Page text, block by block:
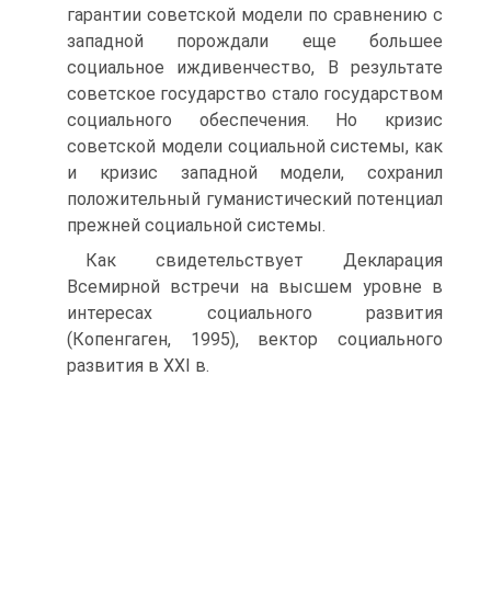
гарантии советской модели по сравнению с
западной порождали еще большее
социальное ижди­венчество, В результате
советское государство стало государством
социального обеспечения. Но кризис
советской модели социальной системы, как
и кризис западной модели, сохранил
положительный гуманистический потенциал
прежней социальной системы.
Как свидетельствует Декларация
Всемирной встречи на высшем уровне в
интересах социального развития
(Копенгаген, 1995), век­тор социального
развития в XXI в.